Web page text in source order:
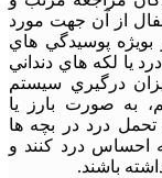
از آن جهت مورد
پوسيدگي هاي
يا لکه هاي دنداني
درگيري سيستم
به صورت بارز يا
تحمل درد در بچه ها
درد کنند و
باشند.